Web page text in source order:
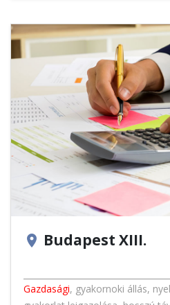
location_on Budapest XIII.
Gazdasági, gyakornoki állás,